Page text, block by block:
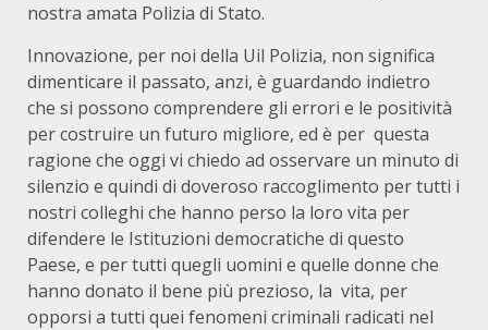
nostra amata Polizia di Stato.
Innovazione, per noi della Uil Polizia, non significa
dimenticare il passato, anzi, è guardando indietro
che si possono comprendere gli errori e le positività
per costruire un futuro migliore, ed è per questa
ragione che oggi vi chiedo ad osservare un minuto di
silenzio e quindi di doveroso raccoglimento per tutti i
nostri colleghi che hanno perso la loro vita per
difendere le Istituzioni democratiche di questo
Paese, e per tutti quegli uomini e quelle donne che
hanno donato il bene più prezioso, la vita, per
opporsi a tutti quei fenomeni criminali radicati nel